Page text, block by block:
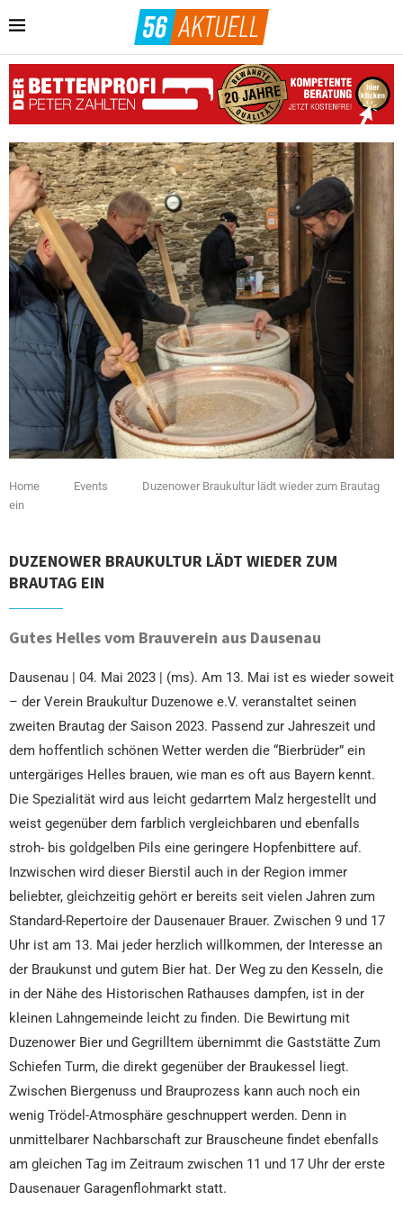
Home Events
Duzenower Braukultur lädt wieder zum Brautag
ein
DUZENOWER BRAUKULTUR LÄDT WIEDER ZUM
BRAUTAG EIN
Gutes Helles vom Brauverein aus Dausenau
Dausenau | 04. Mai 2023 | (ms). Am 13. Mai ist es wieder soweit
– der Verein Braukultur Duzenowe e.V. veranstaltet seinen
zweiten Brautag der Saison 2023. Passend zur Jahreszeit und
dem hoffentlich schönen Wetter werden die “Bierbrüder” ein
untergäriges Helles brauen, wie man es oft aus Bayern kennt.
Die Spezialität wird aus leicht gedarrtem Malz hergestellt und
weist gegenüber dem farblich vergleichbaren und ebenfalls
stroh- bis goldgelben Pils eine geringere Hopfenbittere auf.
Inzwischen wird dieser Bierstil auch in der Region immer
beliebter, gleichzeitig gehört er bereits seit vielen Jahren zum
Standard-Repertoire der Dausenauer Brauer. Zwischen 9 und 17
Uhr ist am 13. Mai jeder herzlich willkommen, der Interesse an
der Braukunst und gutem Bier hat. Der Weg zu den Kesseln, die
in der Nähe des Historischen Rathauses dampfen, ist in der
kleinen Lahngemeinde leicht zu finden. Die Bewirtung mit
Duzenower Bier und Gegrilltem übernimmt die Gaststätte Zum
Schiefen Turm, die direkt gegenüber der Braukessel liegt.
Zwischen Biergenuss und Brauprozess kann auch noch ein
wenig Trödel-Atmosphäre geschnuppert werden. Denn in
unmittelbarer Nachbarschaft zur Brauscheune findet ebenfalls
am gleichen Tag im Zeitraum zwischen 11 und 17 Uhr der erste
Dausenauer Garagenflohmarkt statt.